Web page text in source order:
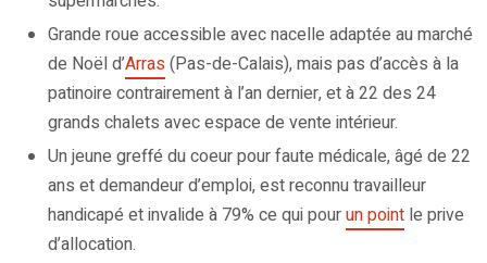
Grande roue accessible avec nacelle adaptée au marché
de Noël d’Arras(Pas-de-Calais), mais pas d’accès à la
patinoire contrairement à l’an dernier, et à 22 des 24
grands chalets avec espace de vente intérieur.
Un jeune greffé du coeur pour faute médicale, âgé de 22
ans et demandeur d’emploi, est reconnu travailleur
handicapé et invalide à 79% ce qui pourun point le prive
d’allocation.